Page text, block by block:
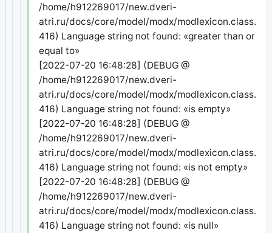
/home/h912269017/new.dveri-
atri.ru/docs/core/model/modx/
416) Language string not found: «greater than or
equal to»
[2022-07-20 16:48:28] (DEBUG @
/home/h912269017/new.dveri-
atri.ru/docs/core/model/modx/
416) Language string not found: «is empty»
[2022-07-20 16:48:28] (DEBUG @
/home/h912269017/new.dveri-
atri.ru/docs/core/model/modx/
416) Language string not found: «is not empty»
[2022-07-20 16:48:28] (DEBUG @
/home/h912269017/new.dveri-
atri.ru/docs/core/model/modx/
416) Language string not found: «is null»